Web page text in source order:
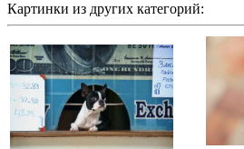
Картинки из других категорий: